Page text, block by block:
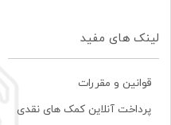
لینک های مفید
قوانین و مقررات
پرداخت آنلاین کمک های نقدی